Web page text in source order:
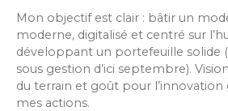
Mon objectif est clair : bâtir un
moderne, digitalisé et centré sur
développant un portefeuille solide
sous gestion d’ici septembre).
du terrain et goût pour l’innovation
mes actions.